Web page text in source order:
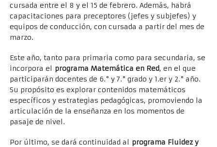
cursada entre el 8 y el 15 de febrero. Además, habrá
capacitaciones para preceptores (jefes y subjefes) y
equipos de conducción, con cursada a partir del mes de
marzo.
Este año, tanto para primaria como para secundaria, se
incorpora el programa Matemática en Red, en el que
participarán docentes de 6.° y 7.° grado y 1.er y 2.° año.
Su propósito es explorar contenidos matemáticos
específicos y estrategias pedagógicas, promoviendo la
articulación de la enseñanza en los momentos de
pasaje de nivel.
Por último, se dará continuidad al programa Fluidez y